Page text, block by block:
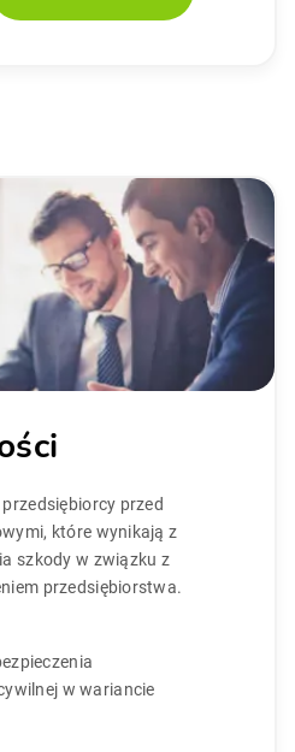
przed
które wynikają z
szkody w związku z
przedsiębiorstwa.
w wariancie